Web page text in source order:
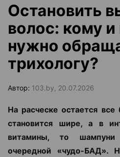
Остановить
волос: кому и
нужно
трихологу?
Автор: 103.by, 20.07.2026
На расческе остается
становится шире, а в
витамины, то
очередной «чудо-БАД».